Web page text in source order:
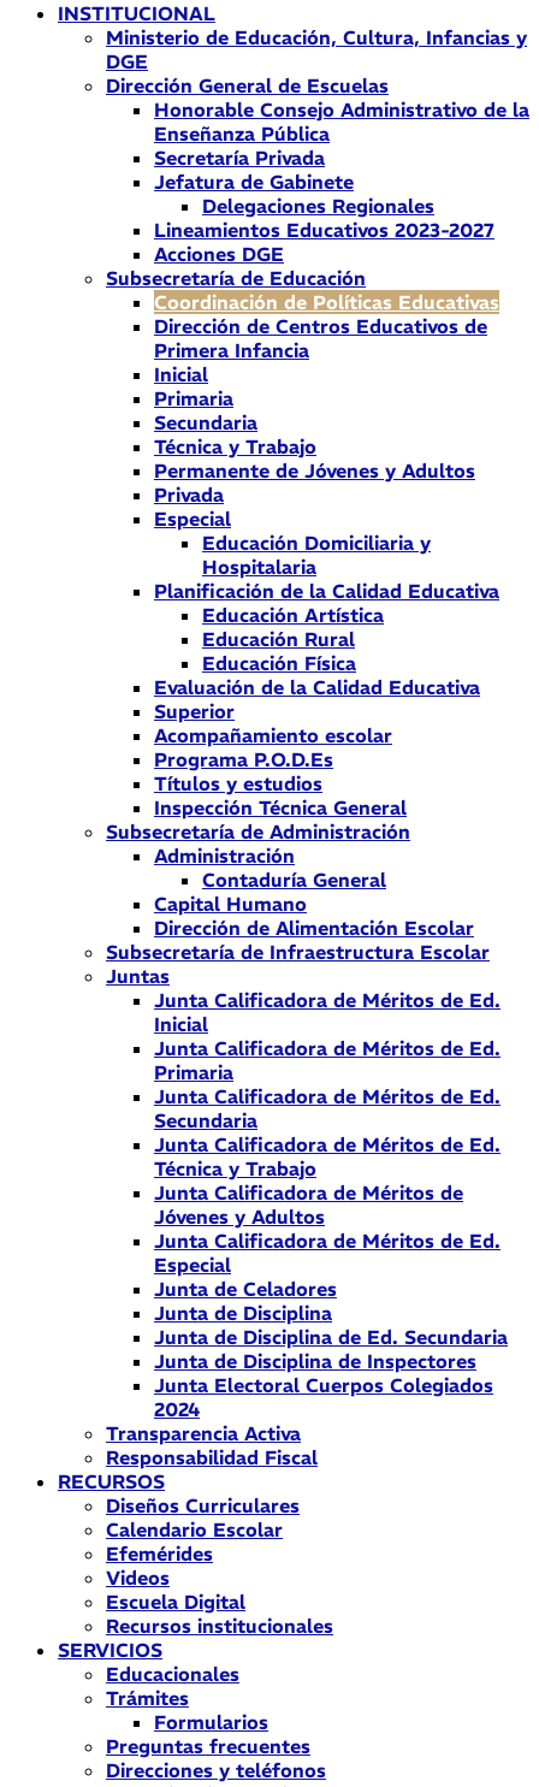
INSTITUCIONAL
Ministerio de Educación, Cultura, Infancias y
DGE
Dirección General de Escuelas
Honorable Consejo Administrativo de la
Enseñanza Pública
Secretaría Privada
Jefatura de Gabinete
Delegaciones Regionales
Lineamientos Educativos 2023-2027
Acciones DGE
Subsecretaría de Educación
Coordinación de Políticas Educativas
Dirección de Centros Educativos de
Primera Infancia
Inicial
Primaria
Secundaria
Técnica y Trabajo
Permanente de Jóvenes y Adultos
Privada
Especial
Educación Domiciliaria y
Hospitalaria
Planificación de la Calidad Educativa
Educación Artística
Educación Rural
Educación Física
Evaluación de la Calidad Educativa
Superior
Acompañamiento escolar
Programa P.O.D.Es
Títulos y estudios
Inspección Técnica General
Subsecretaría de Administración
Administración
Contaduría General
Capital Humano
Dirección de Alimentación Escolar
Subsecretaría de Infraestructura Escolar
Juntas
Junta Calificadora de Méritos de Ed.
Inicial
Junta Calificadora de Méritos de Ed.
Primaria
Junta Calificadora de Méritos de Ed.
Secundaria
Junta Calificadora de Méritos de Ed.
Técnica y Trabajo
Junta Calificadora de Méritos de
Jóvenes y Adultos
Junta Calificadora de Méritos de Ed.
Especial
Junta de Celadores
Junta de Disciplina
Junta de Disciplina de Ed. Secundaria
Junta de Disciplina de Inspectores
Junta Electoral Cuerpos Colegiados
2024
Transparencia Activa
Responsabilidad Fiscal
RECURSOS
Diseños Curriculares
Calendario Escolar
Efemérides
Videos
Escuela Digital
Recursos institucionales
SERVICIOS
Educacionales
Trámites
Formularios
Preguntas frecuentes
Direcciones y teléfonos